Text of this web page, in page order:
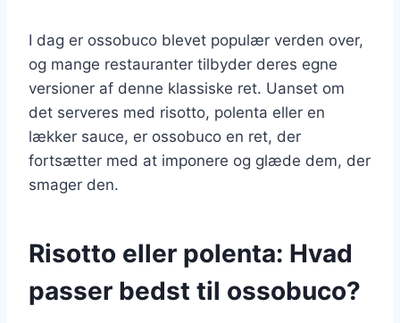
I dag er ossobuco blevet populær verden over,
og mange restauranter tilbyder deres egne
versioner af denne klassiske ret. Uanset om
det serveres med risotto, polenta eller en
lækker sauce, er ossobuco en ret, der
fortsætter med at imponere og glæde dem, der
smager den.
Risotto eller polenta: Hvad
passer bedst til ossobuco?